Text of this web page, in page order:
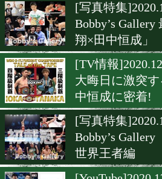
2020年12月
▶ 新着 KO KiNG ダイエット
[写真特集
Bobby’s
翔×田中恒
[TV情報
大晦日に
中恒成に